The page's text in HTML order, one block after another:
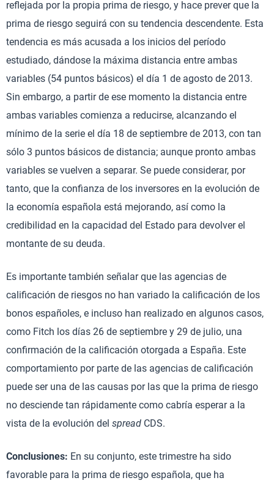
reflejada por la propia prima de riesgo, y hace prever que la
prima de riesgo seguirá con su tendencia descendente. Esta
tendencia es más acusada a los inicios del período
estudiado, dándose la máxima distancia entre ambas
variables (54 puntos básicos) el día 1 de agosto de 2013.
Sin embargo, a partir de ese momento la distancia entre
ambas variables comienza a reducirse, alcanzando el
mínimo de la serie el día 18 de septiembre de 2013, con tan
sólo 3 puntos básicos de distancia; aunque pronto ambas
variables se vuelven a separar. Se puede considerar, por
tanto, que la confianza de los inversores en la evolución de
la economía española está mejorando, así como la
credibilidad en la capacidad del Estado para devolver el
montante de su deuda.
Es importante también señalar que las agencias de
calificación de riesgos no han variado la calificación de los
bonos españoles, e incluso han realizado en algunos casos,
como Fitch los días 26 de septiembre y 29 de julio, una
confirmación de la calificación otorgada a España. Este
comportamiento por parte de las agencias de calificación
puede ser una de las causas por las que la prima de riesgo
no desciende tan rápidamente como cabría esperar a la
vista de la evolución del spread CDS.
Conclusiones: En su conjunto, este trimestre ha sido
favorable para la prima de riesgo española, que ha